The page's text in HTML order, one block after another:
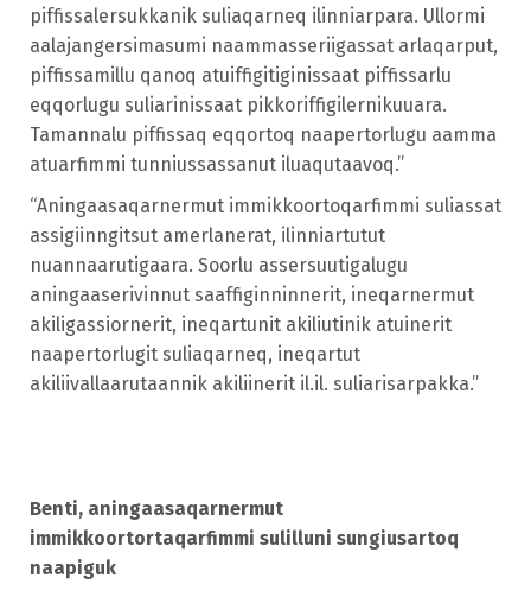
piffissalersukkanik suliaqarneq ilinniarpara. Ullormi
aalajangersimasumi naammasseriigassat arlaqarput,
piffissamillu qanoq atuiffigitiginissaat piffissarlu
eqqorlugu suliarinissaat pikkoriffigilernikuuara.
Tamannalu piffissaq eqqortoq naapertorlugu aamma
atuarfimmi tunniussassanut iluaqutaavoq.”
“Aningaasaqarnermut immikkoortoqarfimmi suliassat
assigiinngitsut amerlanerat, ilinniartutut
nuannaarutigaara. Soorlu assersuutigalugu
aningaaserivinnut saaffiginninnerit, ineqarnermut
akiligassiornerit, ineqartunit akiliutinik atuinerit
naapertorlugit suliaqarneq, ineqartut
akiliivallaarutaannik akiliinerit il.il. suliarisarpakka.”
Benti, aningaasaqarnermut
immikkoortortaqarfimmi sulilluni sungiusartoq
naapiguk